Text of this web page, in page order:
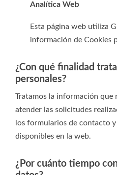
Analítica Web
Esta página web utiliza
información de Cookies
¿Con qué finalidad
personales?
Tratamos la información
atender las solicitudes
los formularios de contacto
disponibles en la web.
¿Por cuánto tiempo